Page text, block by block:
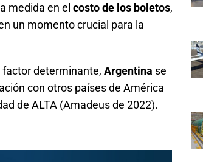
medida en el costo de los boletos,
un momento crucial para la
factor determinante, Argentina se
con otros países de América
de ALTA (Amadeus de 2022).